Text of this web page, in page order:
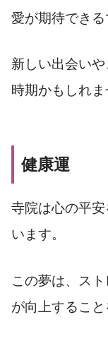
愛が期待できる
新しい出会い
時期かもしれま
健康運
寺院は心の平
います。
この夢は、ス
が向上すること